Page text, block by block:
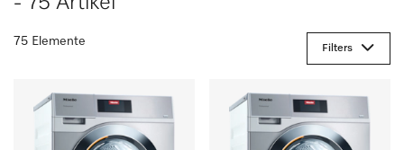
75 Elemente
Filters